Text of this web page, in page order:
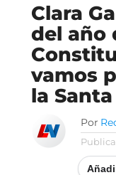
Clara
del año
vamos
la
Por